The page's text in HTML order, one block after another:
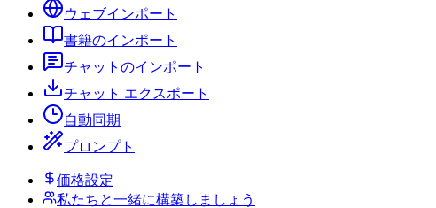
ウェブインポート
書籍のインポート
チャットのインポート
チャット エクスポート
自動同期
プロンプト
価格設定
私たちと一緒に構築しましょう